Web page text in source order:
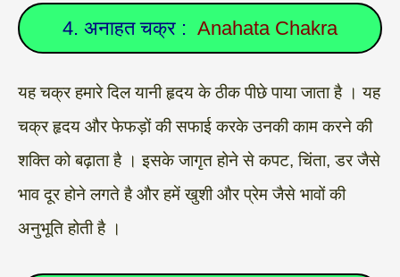
4. अनाहत चक्र : Anahata Chakra
यह चक्र हमारे दिल यानी हृदय के ठीक पीछे पाया जाता है । यह
चक्र हृदय और फेफड़ों की सफाई करके उनकी काम करने की
शक्ति को बढ़ाता है । इसके जागृत होने से कपट, चिंता, डर जैसे
भाव दूर होने लगते है और हमें खुशी और प्रेम जैसे भावों की
अनुभूति होती है ।